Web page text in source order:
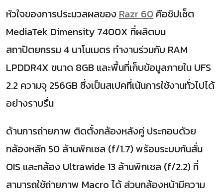
หัวใจของการประมวลผลของRazr 60 คือชิปเซ็ต
MediaTek Dimensity 7400X ที่ผลิตบน
สถาปัตยกรรม4 นาโนเมตร ทำงานร่วมกับ RAM
LPDDR4X ขนาด 8GB และพื้นที่เก็บข้อมูลภายใน UFS
2.2 ความจุ 256GB ซึ่งเป็นสเปคที่เน้นการใช้งานทั่วไปได้
อย่างราบรื่น
ด้านการถ่ายภาพ ติดตั้งกล้องหลังคู่ ประกอบด้วย
กล้องหลัก 50 ล้านพิกเซล (f/1.7)พร้อมระบบกันสั่น
OIS และกล้อง Ultrawide 13 ล้านพิกเซล (f/2.2) ที่
สามารถใช้ถ่ายภาพ Macro ได้ ส่วนกล้องหน้ามีความ